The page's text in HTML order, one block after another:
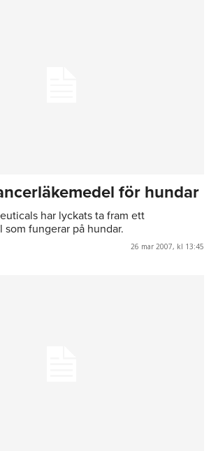
för hundar
har lyckats ta fram ett
fungerar på hundar.
26 mar 2007, kl 13:45